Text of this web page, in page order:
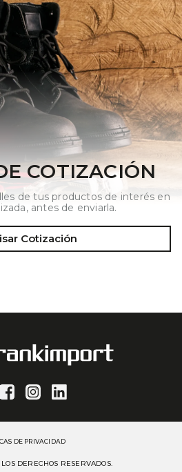
COTIZACIÓN
de tus productos de interés en
antes de enviarla.
Cotización
DERECHOS RESERVADOS.
DE PRIVACIDAD